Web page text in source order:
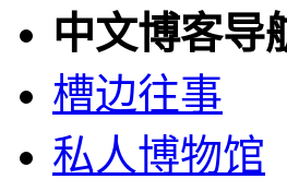
中文博客导
槽边往事
私人博物馆